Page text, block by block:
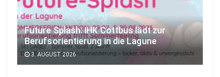
Future Splash: IHK Cottbus lädt zur
Berufsorientierung in die Lagune
3. AUGUST 2026